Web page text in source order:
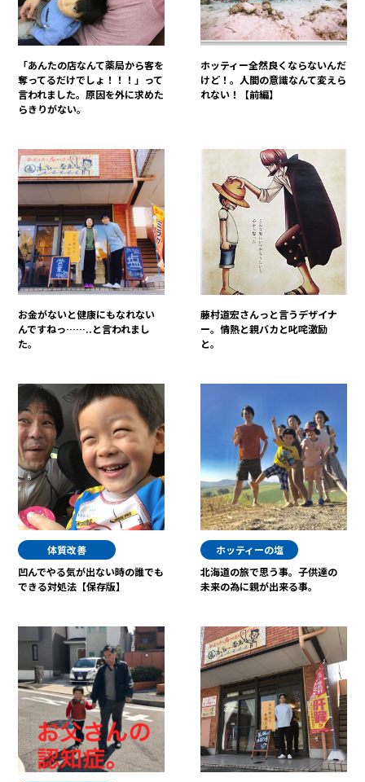
「あんたの店なんて薬局から客を
奪ってるだけでしょ！！！」って
言われました。原因を外に求めた
らきりがない。
ホッティー全然良くならないんだ
けど！。人間の意識なんて変えら
れない！【前編】
お金がないと健康にもなれない
んですねっ……..と言われまし
た。
藤村道宏さんっと言うデザイナ
ー。情熱と親バカと叱咤激励
と。
体質改善
凹んでやる気が出ない時の誰でも
できる対処法【保存版】
ホッティーの塩
北海道の旅で思う事。子供達の
未来の為に親が出来る事。